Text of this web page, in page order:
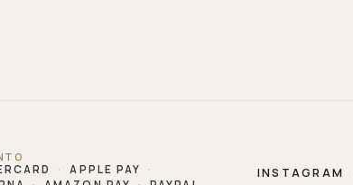
· APPLE PAY
·
INSTAGRAM